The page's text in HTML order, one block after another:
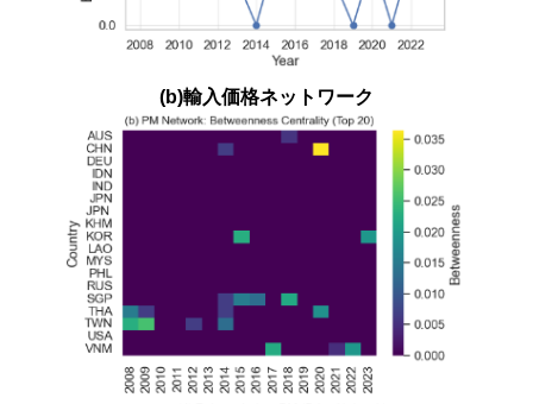
(b)輸入価格ネットワーク